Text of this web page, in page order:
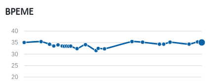
ВРЕМЕ
20
25
30
35
40